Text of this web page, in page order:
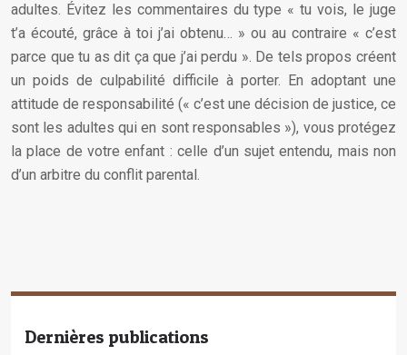
adultes. Évitez les commentaires du type « tu vois, le juge
t’a écouté, grâce à toi j’ai obtenu… » ou au contraire « c’est
parce que tu as dit ça que j’ai perdu ». De tels propos créent
un poids de culpabilité difficile à porter. En adoptant une
attitude de responsabilité (« c’est une décision de justice, ce
sont les adultes qui en sont responsables »), vous protégez
la place de votre enfant : celle d’un sujet entendu, mais non
d’un arbitre du conflit parental.
Dernières publications